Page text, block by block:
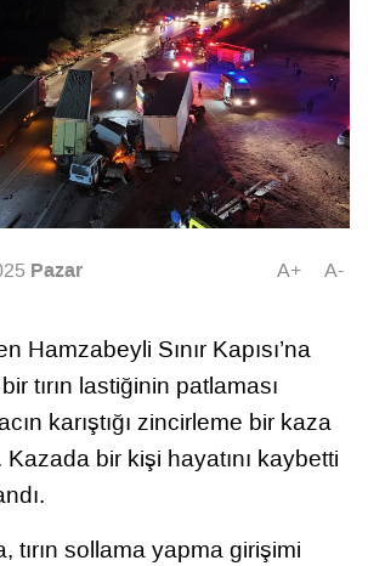
Pazar A+ A-
Hamzabeyli Sınır Kapısı’na
tırın lastiğinin patlaması
karıştığı zincirleme bir kaza
bir kişi hayatını kaybetti
tırın sollama yapma girişimi